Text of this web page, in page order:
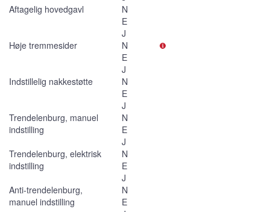
Aftagelig hovedgavl
N
E
J
Høje tremmesider
N
E
J
Indstillelig nakkestøtte
N
E
J
Trendelenburg, manuel
indstilling
N
E
J
Trendelenburg, elektrisk
indstilling
N
E
J
Anti-trendelenburg,
manuel indstilling
N
E